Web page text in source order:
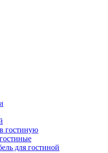
гостиную
для гостиной